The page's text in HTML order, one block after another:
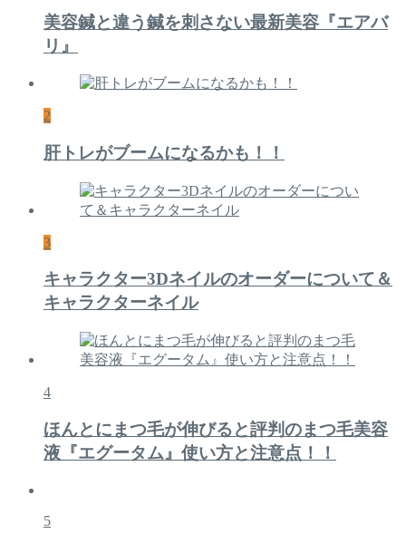
美容鍼と違う鍼を刺さない最新美容『エアバ
リ』
2
肝トレがブームになるかも！！
3
キャラクター3Dネイルのオーダーについて＆
キャラクターネイル
4
ほんとにまつ毛が伸びると評判のまつ毛美容
液『エグータム』使い方と注意点！！
5